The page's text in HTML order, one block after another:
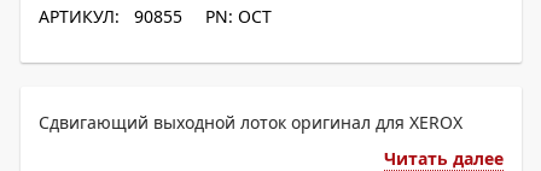
АРТИКУЛ: 90855 PN: OCT
Сдвигающий выходной лоток оригинал для XEROX
Читать далее